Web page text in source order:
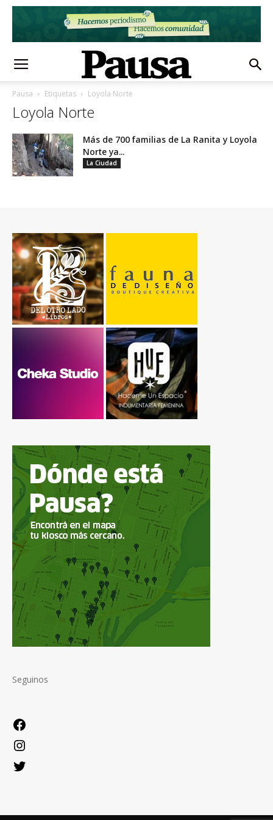
Pausa Etiquetas Loyola Norte
Loyola Norte
Más de 700 familias de La Ranita y Loyola
Norte ya...
La Ciudad
Seguinos